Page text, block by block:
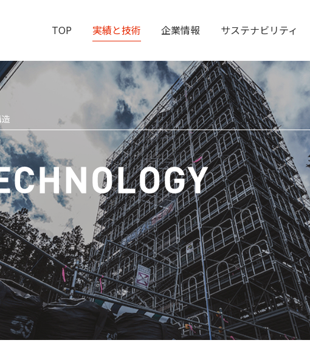
TOP 実績と技術 企業情報 サステナビリティ